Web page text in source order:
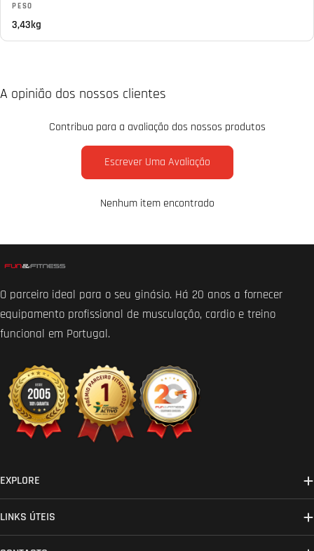
PESO
3,43kg
A opinião dos nossos clientes
Contribua para a avaliação dos nossos produtos
Escrever Uma Avaliação
Nenhum item encontrado
O parceiro ideal para o seu ginásio. Há 20 anos a fornecer
equipamento profissional de musculação, cardio e treino
funcional em Portugal.
EXPLORE
LINKS ÚTEIS